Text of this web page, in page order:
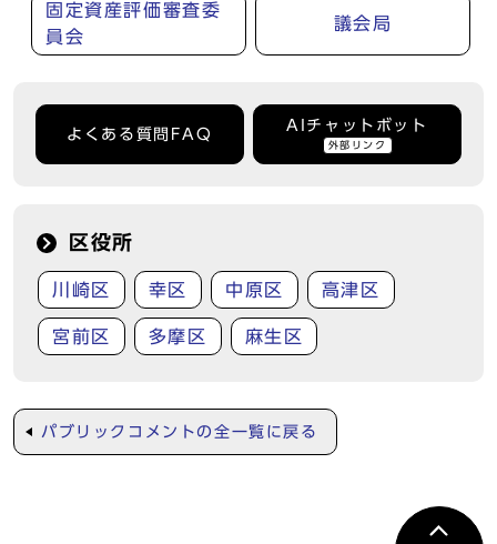
固定資産評価審査委
員会
議会局
よくある質問FAQ
AIチャットボット
外部リンク
区役所
川崎区 幸区 中原区 高津区
宮前区 多摩区 麻生区
パブリックコメントの全一覧に戻る